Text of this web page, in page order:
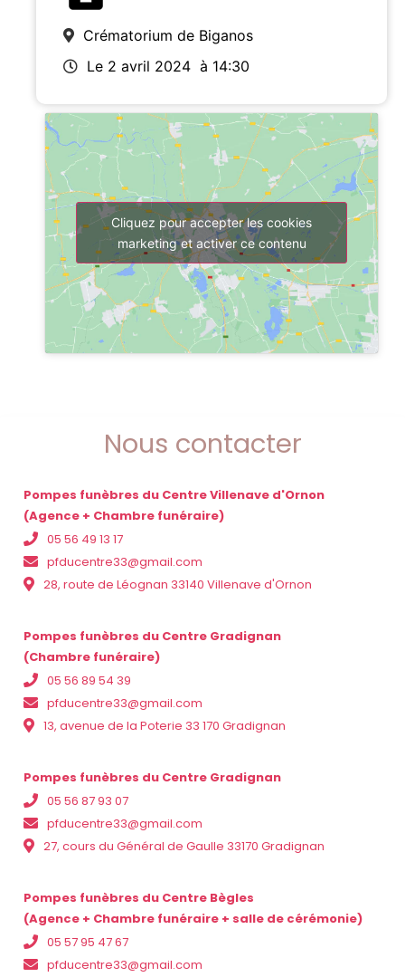
Crématorium de Biganos
Le 2 avril 2024 à 14:30
Cliquez pour accepter les cookies
marketing et activer ce contenu
Nous contacter
Pompes funèbres du Centre Villenave d'Ornon
(Agence + Chambre funéraire)
05 56 49 13 17
pfducentre33@gmail.com
28, route de Léognan 33140 Villenave d'Ornon
Pompes funèbres du Centre Gradignan
(Chambre funéraire)
05 56 89 54 39
pfducentre33@gmail.com
13, avenue de la Poterie 33 170 Gradignan
Pompes funèbres du Centre Gradignan
05 56 87 93 07
pfducentre33@gmail.com
27, cours du Général de Gaulle 33170 Gradignan
Pompes funèbres du Centre Bègles
(Agence + Chambre funéraire + salle de cérémonie)
05 57 95 47 67
pfducentre33@gmail.com